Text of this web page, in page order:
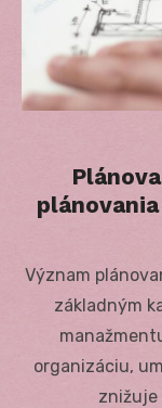
Význam
základným
organizáciu,
znižuje